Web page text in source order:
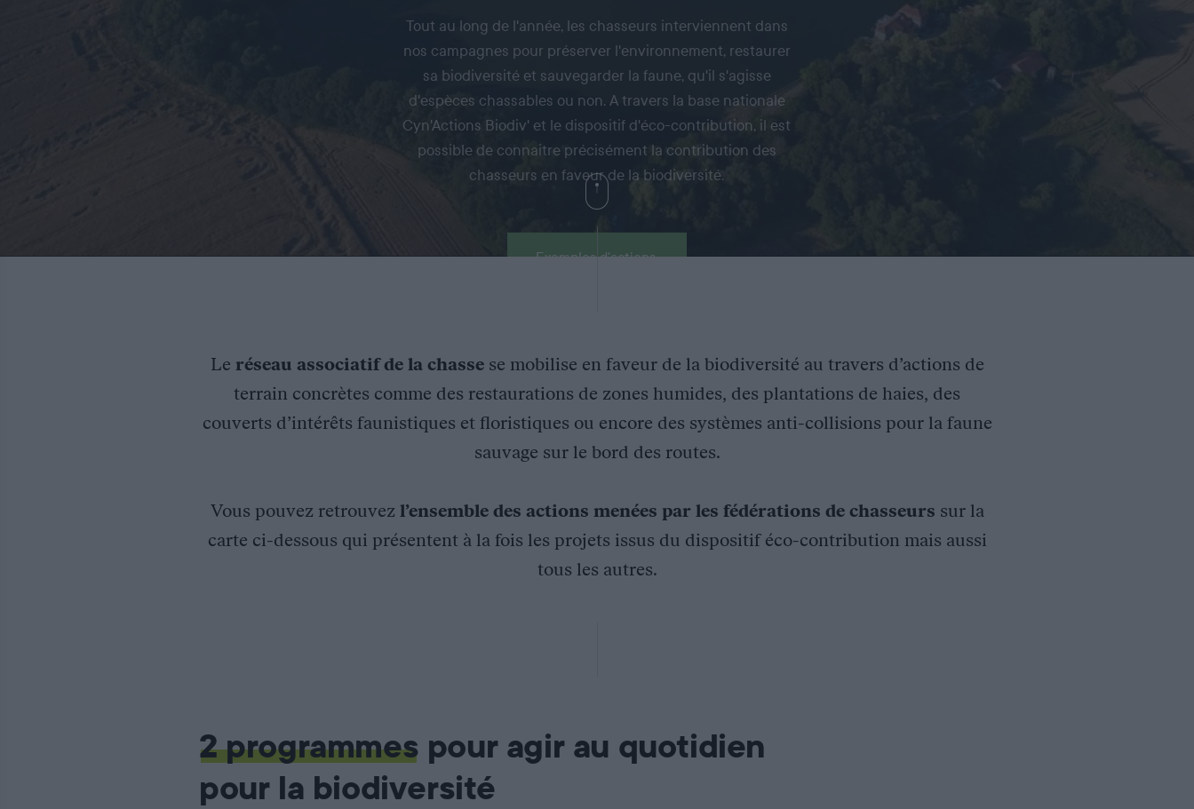
Tout au long de l'année, les chasseurs interviennent dans
nos campagnes pour préserver l'environnement, restaurer
sa biodiversité et sauvegarder la faune, qu'il s'agisse
d'espèces chassables ou non. A travers la base nationale
Cyn'Actions Biodiv' et le dispositif d'éco-contribution, il est
possible de connaitre précisément la contribution des
chasseurs en faveur de la biodiversité.
Exemples d'actions
Le réseau associatif de la chassese mobilise en faveur de la biodiversité au travers d’actions de
terrain concrètes comme des restaurations de zones humides, des plantations de haies, des
couverts d’intérêts faunistiques et floristiques ou encore des systèmes anti-collisions pour la faune
sauvage sur le bord des routes.
Vous pouvez retrouvez l’ensemble des actions menées par les fédérations de chasseurs sur la
carte ci-dessous qui présentent à la fois les projets issus du dispositif éco-contribution mais aussi
tous les autres.
2 programmes pour agir au quotidien
pour la biodiversité